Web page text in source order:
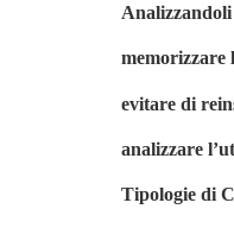
memorizzare
evitare di
analizzare
Tipologie di